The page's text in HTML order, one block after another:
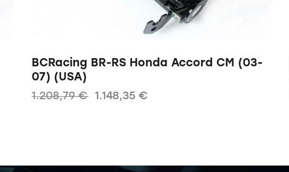
BCRacing BR-RS Honda Accord CM (03-
07) (USA)
1.208,79€ 1.148,35 €